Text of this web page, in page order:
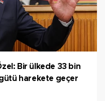
Bir ülkede 33 bin
harekete geçer